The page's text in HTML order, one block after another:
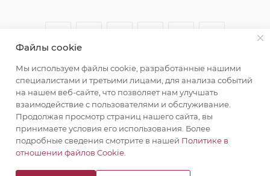
© 2026 Русская Косметика. Все права защищены
Создание сайта WRP
Файлы cookie
Мы используем файлы cookie, разработанные нашими
специалистами и третьими лицами, для анализа событий
на нашем веб-сайте, что позволяет нам улучшать
взаимодействие с пользователями и обслуживание.
Продолжая просмотр страниц нашего сайта, вы
принимаете условия его использования. Более
подробные сведения смотрите в нашей Политике в
отношении файлов Cookie